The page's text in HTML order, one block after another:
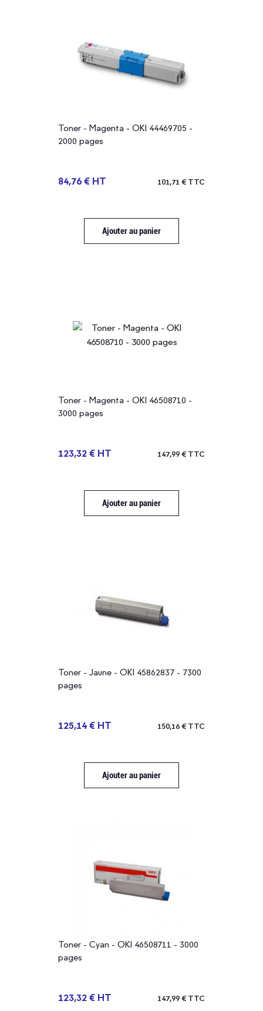
Toner - Magenta - OKI 44469705 -
2000 pages
84,76 € HT 101,71 € TTC
Ajouter au panier
Toner - Magenta - OKI 46508710 -
3000 pages
123,32 € HT 147,99 € TTC
Ajouter au panier
Toner - Jaune - OKI 45862837 - 7300
pages
125,14 € HT 150,16 € TTC
Ajouter au panier
Toner - Cyan - OKI 46508711 - 3000
pages
123,32 € HT 147,99 € TTC